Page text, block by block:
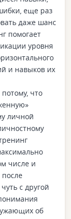
еще раз
даже шанс
помогает
уровня
и навыков их
что
личной
числе и
с другой
об